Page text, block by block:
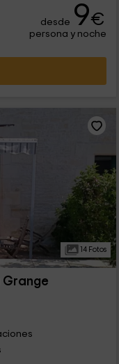
desde 9€
persona y noche
14 Fotos
Grange